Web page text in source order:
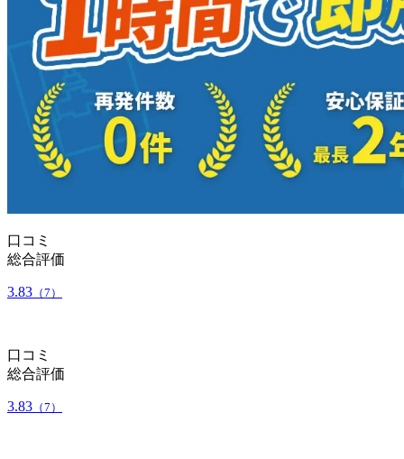
口コミ
総合評価
3.83 （7）
口コミ
総合評価
3.83 （7）